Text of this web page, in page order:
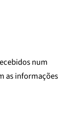
num
as informações